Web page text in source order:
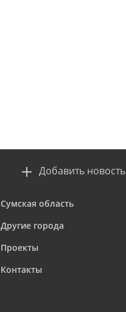
Добавить новость
Сумская область
Другие города
Проекты
Контакты